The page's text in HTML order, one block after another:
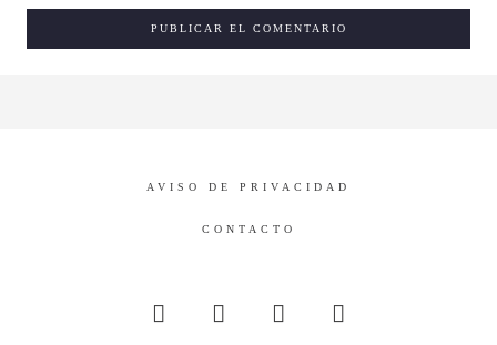
AVISO DE PRIVACIDAD
CONTACTO